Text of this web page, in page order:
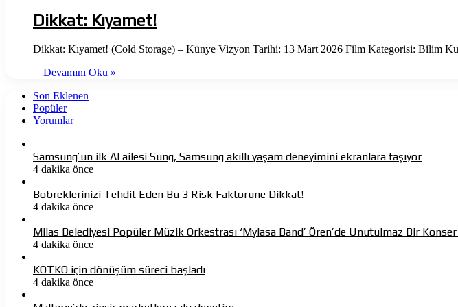
Dikkat: Kıyamet!
Dikkat: Kıyamet! (Cold Storage) – Künye Vizyon Tarihi: 13 Mart 2026 Film Kategorisi: Bilim
Devamını Oku »
Son Eklenen
Popüler
Yorumlar
Samsung’un ilk AI ailesi Sung, Samsung akıllı yaşam deneyimini ekranlara taşıyor
4 dakika önce
Böbreklerinizi Tehdit Eden Bu 3 Risk Faktörüne Dikkat!
4 dakika önce
Milas Belediyesi Popüler Müzik Orkestrası ‘Mylasa Band’ Ören’de Unutulmaz Bir
4 dakika önce
KOTKO için dönüşüm süreci başladı
4 dakika önce